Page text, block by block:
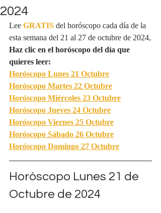
2024
Lee GRATISdel horóscopo cada día de la
esta semana del 21 al 27 de octubre de 2024,
Haz clic en el horóscopo del día que
quieres leer:
Horóscopo Lunes 21 Octubre
Horóscopo Martes 22 Octubre
Horóscopo Miércoles 23 Octubre
Horóscopo Jueves 24 Octubre
Horóscopo Viernes 25 Octubre
Horóscopo Sábado 26 Octubre
Horóscopo Domingo 27 Octubre
Horóscopo Lunes 21 de
Octubre de 2024